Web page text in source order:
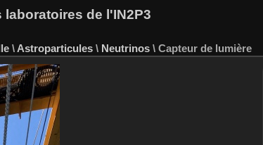
de l'IN2P3
\ Astroparticules \ Neutrinos \ Capteur de lumière